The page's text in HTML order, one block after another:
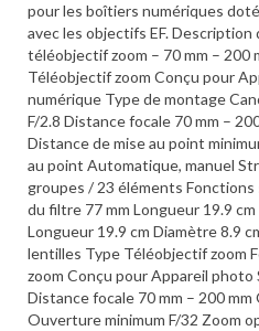
pour les boîtiers numériques
avec les objectifs EF. Description
téléobjectif zoom – 70 mm – 200
Téléobjectif zoom Conçu pour
numérique Type de montage
F/2.8 Distance focale 70 mm –
Distance de mise au point
au point Automatique, manuel
groupes / 23 éléments Fonctions
du filtre 77 mm Longueur 19.9
Longueur 19.9 cm Diamètre 8.9
lentilles Type Téléobjectif zoom
zoom Conçu pour Appareil photo
Distance focale 70 mm – 200
Ouverture minimum F/32 Zoom